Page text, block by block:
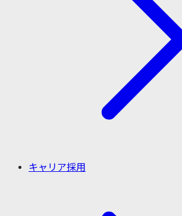
キャリア採用